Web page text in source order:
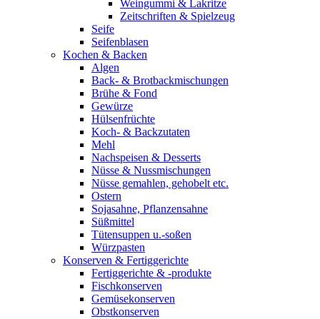
Weingummi & Lakritze
Zeitschriften & Spielzeug
Seife
Seifenblasen
Kochen & Backen
Algen
Back- & Brotbackmischungen
Brühe & Fond
Gewürze
Hülsenfrüchte
Koch- & Backzutaten
Mehl
Nachspeisen & Desserts
Nüsse & Nussmischungen
Nüsse gemahlen, gehobelt etc.
Ostern
Sojasahne, Pflanzensahne
Süßmittel
Tütensuppen u.-soßen
Würzpasten
Konserven & Fertiggerichte
Fertiggerichte & -produkte
Fischkonserven
Gemüsekonserven
Obstkonserven